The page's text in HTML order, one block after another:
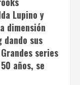
Lupino y
dimensión
dando sus
series
años, se